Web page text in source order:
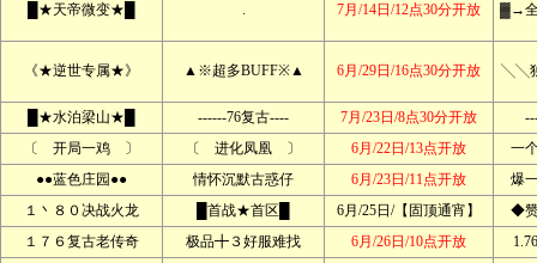
█★天帝微变★█ . 7月/14日/12点30分开放 ▓→
《★逆世专属★》 ▲※超多BUFF※▲ 6月/29日/16点30分开放 ╲╲
█★水泊梁山★█ ------76复古---- 7月/23日/8点30分开放
〔 开局一鸡 〕
〔 进化凤凰 〕 6月/22日/13点开放
一
●●蓝色庄园●●
情怀沉默古惑仔 6月/23日/11点开放
爆
１丶８０决战火龙
█首战★首区█ 6月/25日/【固顶通宵】
◆
１７６复古老传奇
极品╋３好服难找 6月/26日/10点开放